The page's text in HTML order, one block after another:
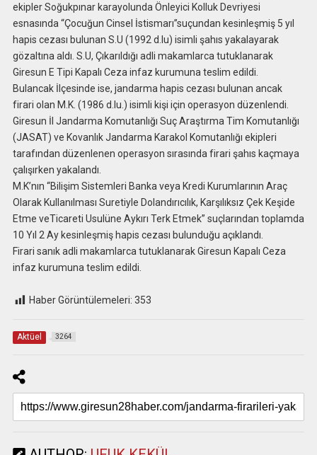
ekipler Soğukpınar karayolunda Önleyici Kolluk Devriyesi
esnasında “Çocuğun Cinsel İstismarı”suçundan kesinleşmiş 5 yıl
hapis cezası bulunan S.U (1992 d.lu) isimli şahıs yakalayarak
gözaltına aldı. S.U, Çıkarıldığı adli makamlarca tutuklanarak
Giresun E Tipi Kapalı Ceza infaz kurumuna teslim edildi.
Bulancak İlçesinde ise, jandarma hapis cezası bulunan ancak
firari olan M.K. (1986 d.lu.) isimli kişi için operasyon düzenlendi.
Giresun İl Jandarma Komutanlığı Suç Araştırma Tim Komutanlığı
(JASAT) ve Kovanlık Jandarma Karakol Komutanlığı ekipleri
tarafından düzenlenen operasyon sırasında firari şahıs kaçmaya
çalışırken yakalandı.
M.K’nın “Bilişim Sistemleri Banka veya Kredi Kurumlarının Araç
Olarak Kullanılması Suretiyle Dolandırıcılık, Karşılıksız Çek Keşide
Etme veTicareti Usulüne Aykırı Terk Etmek” suçlarından toplamda
10 Yıl 2 Ay kesinleşmiş hapis cezası bulunduğu açıklandı.
Firari sanık adli makamlarca tutuklanarak Giresun Kapalı Ceza
infaz kurumuna teslim edildi.
Haber Görüntülemeleri: 353
Aktüel 3264